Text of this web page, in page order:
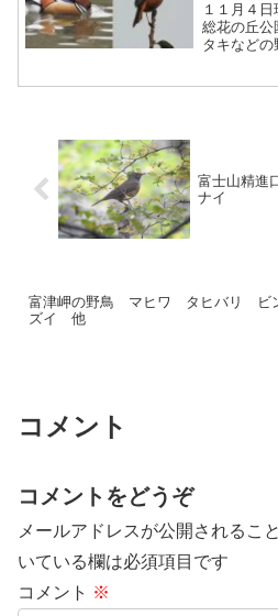
１１月４
総花の丘公
タキなど
富士山精進
ナイ
富津岬の野鳥 マヒワ タヒバリ ビ
ズイ 他
コメント
コメントをどうぞ
メールアドレスが公開されるこ
いている欄は必須項目です
コメント ※